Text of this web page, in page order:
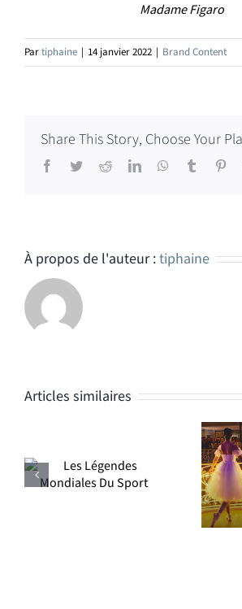
Madame Figaro
Partiphaine | 14 janvier 2022 | Brand Content
Share This Story, Choose Your
Facebook
TwitterRedditLinkedInWhatsApp
Tumblr
À propos de l'auteur :tiphaine
Articles similaires
Contenus